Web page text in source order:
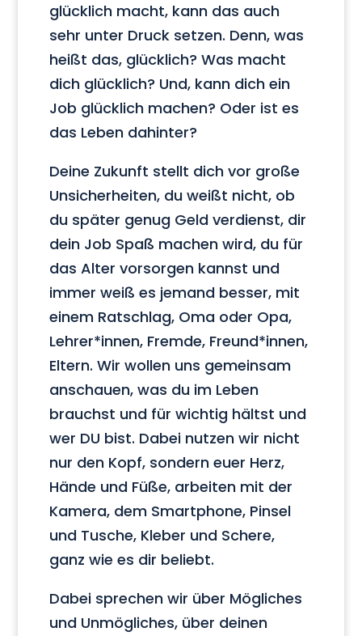
glücklich macht, kann das auch
sehr unter Druck setzen. Denn, was
heißt das, glücklich? Was macht
dich glücklich? Und, kann dich ein
Job glücklich machen? Oder ist es
das Leben dahinter?
Deine Zukunft stellt dich vor große
Unsicherheiten, du weißt nicht, ob
du später genug Geld verdienst, dir
dein Job Spaß machen wird, du für
das Alter vorsorgen kannst und
immer weiß es jemand besser, mit
einem Ratschlag, Oma oder Opa,
Lehrer*innen, Fremde, Freund*innen,
Eltern. Wir wollen uns gemeinsam
anschauen, was du im Leben
brauchst und für wichtig hältst und
wer DU bist. Dabei nutzen wir nicht
nur den Kopf, sondern euer Herz,
Hände und Füße, arbeiten mit der
Kamera, dem Smartphone, Pinsel
und Tusche, Kleber und Schere,
ganz wie es dir beliebt.
Dabei sprechen wir über Mögliches
und Unmögliches, über deinen